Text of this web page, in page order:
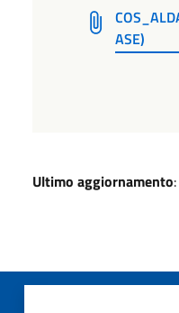
ASE)
Ultimo aggiornamento